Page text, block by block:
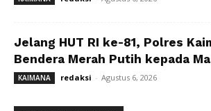
Jelang HUT RI ke-81, Polres
Bendera Merah Putih kepada
KAIMANA redaksi - Agustus 6, 2026